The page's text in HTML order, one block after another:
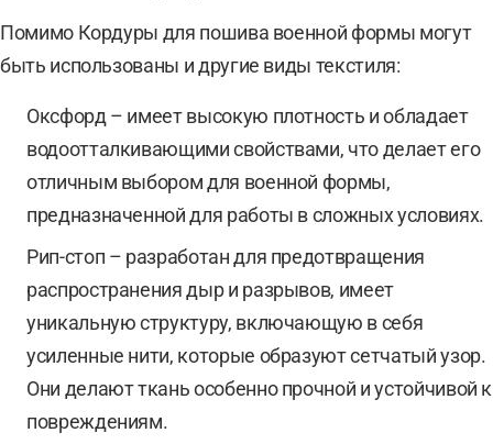
Помимо Кордуры для пошива военной формы могут
быть использованы и другие виды текстиля:
Оксфорд – имеет высокую плотность и обладает
водоотталкивающими свойствами, что делает его
отличным выбором для военной формы,
предназначенной для работы в сложных условиях.
Рип-стоп – разработан для предотвращения
распространения дыр и разрывов, имеет
уникальную структуру, включающую в себя
усиленные нити, которые образуют сетчатый узор.
Они делают ткань особенно прочной и устойчивой к
повреждениям.